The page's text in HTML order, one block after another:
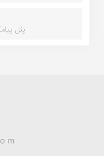
پنل پیامکی با